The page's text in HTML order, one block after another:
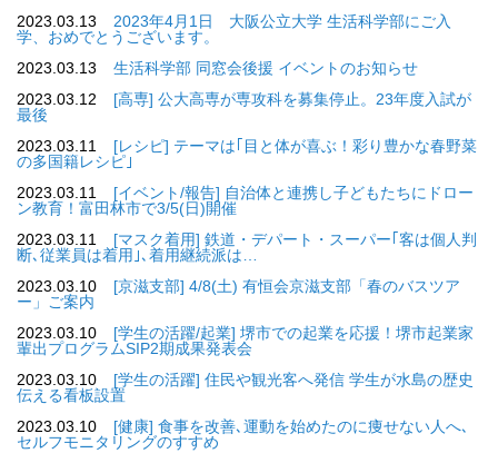
2023.03.13
2023年4月1日 大阪公立大学 生活科学部にご入
学、おめでとうございます。
2023.03.13
生活科学部 同窓会後援 イベントのお知らせ
2023.03.12
[高専] 公大高専が専攻科を募集停止。23年度入試が
最後
2023.03.11
[レシピ] テーマは｢目と体が喜ぶ！彩り豊かな春野菜
の多国籍レシピ｣
2023.03.11
[イベント/報告] 自治体と連携し子どもたちにドロー
ン教育！富田林市で3/5(日)開催
2023.03.11
[マスク着用] 鉄道・デパート・スーパー｢客は個人判
断､従業員は着用｣､着用継続派は…
2023.03.10
[京滋支部] 4/8(土) 有恒会京滋支部「春のバスツア
ー」ご案内
2023.03.10
[学生の活躍/起業] 堺市での起業を応援！堺市起業家
輩出プログラムSIP2期成果発表会
2023.03.10
[学生の活躍] 住民や観光客へ発信 学生が水島の歴史
伝える看板設置
2023.03.10
[健康] 食事を改善､運動を始めたのに痩せない人へ､
セルフモニタリングのすすめ